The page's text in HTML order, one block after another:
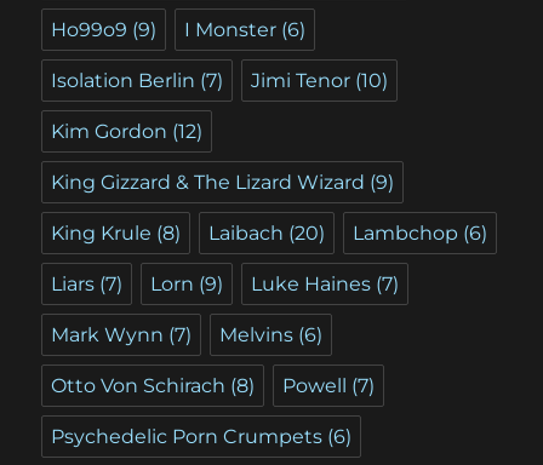
Ho99o9 (9) I Monster (6)
Isolation Berlin (7) Jimi Tenor (10)
Kim Gordon (12)
King Gizzard & The Lizard Wizard (9)
King Krule (8) Laibach (20) Lambchop (6)
Liars (7) Lorn (9) Luke Haines (7)
Mark Wynn (7) Melvins (6)
Otto Von Schirach (8) Powell (7)
Psychedelic Porn Crumpets (6)